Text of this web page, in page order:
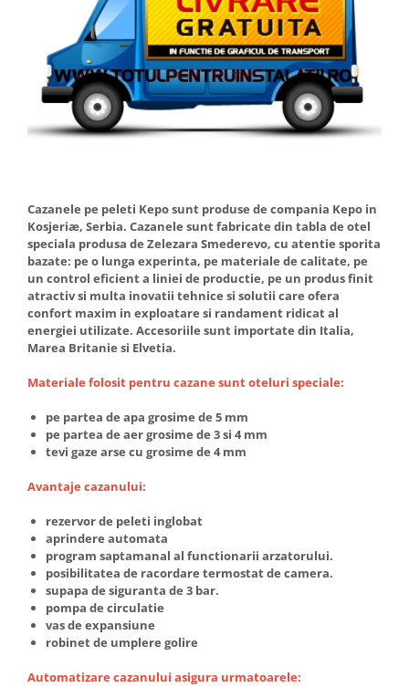
Accesorii radiatoare
Calorifere decorative
Boilere si Puffere
Boilere
Boilere electrice
Puffer fara serpentina
Puffer 1 serpentina
Puffer 2 serpentine
Puffer cu serpentina pentru A.C.M.
Puffer pentru pompe de caldura
Aer conditionat
btu
Aparate de Aer conditionat 12000
Aparate de Aer conditionat 18000
Aparate de Aer conditionat 24000
btu
Aparate de Aer conditionat 27000
btu
Panouri solare
Panouri solare presurizate si
nepresurizate
Cazanele pe peleti Kepo sunt produse de compania Kepo in
Kosjeriæ, Serbia. Cazanele sunt fabricate din tabla de otel
speciala produsa de Zelezara Smederevo, cu atentie sporita
bazate: pe o lunga experinta, pe materiale de calitate, pe
un control eficient a liniei de productie, pe un produs finit
atractiv si multa inovatii tehnice si solutii care ofera
confort maxim in exploatare si randament ridicat al
energiei utilizate. Accesoriile sunt importate din Italia,
Marea Britanie si Elvetia.
Materiale folosit pentru cazane sunt oteluri speciale:
pe partea de apa grosime de 5 mm
pe partea de aer grosime de 3 si 4 mm
tevi gaze arse cu grosime de 4 mm
Avantaje cazanului:
rezervor de peleti inglobat
aprindere automata
program saptamanal al functionarii arzatorului.
posibilitatea de racordare termostat de camera.
supapa de siguranta de 3 bar.
pompa de circulatie
vas de expansiune
robinet de umplere golire
Automatizare cazanului asigura urmatoarele: